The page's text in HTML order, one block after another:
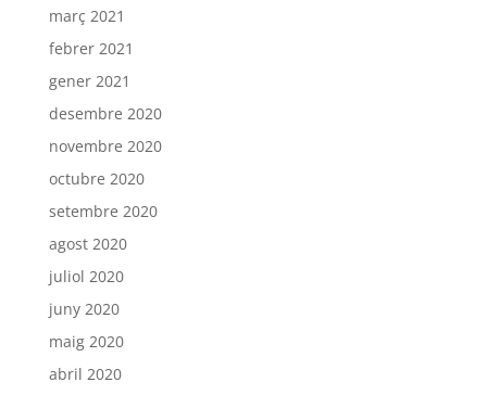
març 2021
febrer 2021
gener 2021
desembre 2020
novembre 2020
octubre 2020
setembre 2020
agost 2020
juliol 2020
juny 2020
maig 2020
abril 2020